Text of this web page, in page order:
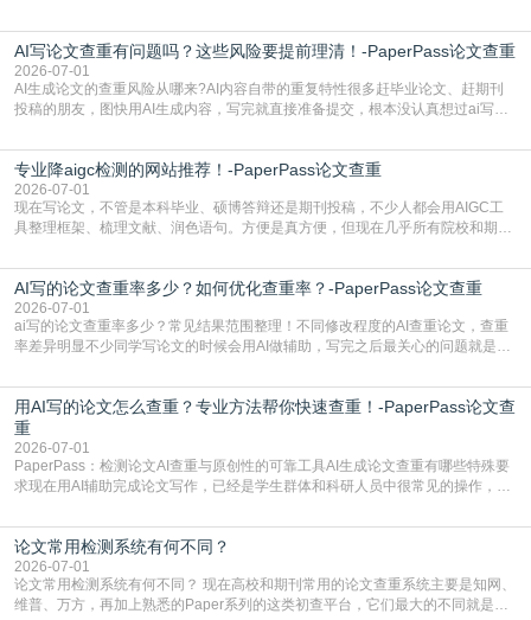
怕是已经入行的科研人员，不少人也搞不清降aigc检测是啥，对相关要求摸不
准。其实，降aigc检测是伴随AIGC工具在学术领域普及诞生的新需求，核心是为
了满足现在高校、期刊对AI生
AI写论文查重有问题吗？这些风险要提前理清！-PaperPass论文查重
2026-07-01
AI生成论文的查重风险从哪来?AI内容自带的重复特性很多赶毕业论文、赶期刊
投稿的朋友，图快用AI生成内容，写完就直接准备提交，根本没认真想过ai写论
自带不可忽视的查重风险。AI训练依赖海量公开的文本数据，生成内容本质是基
于训练数据的概率拼接，不是从零开始的原创创作。生成过程中，很容易复用已
有的高频公共表述，甚至直接拼接已经公开
专业降aigc检测的网站推荐！-PaperPass论文查重
2026-07-01
现在写论文，不管是本科毕业、硕博答辩还是期刊投稿，不少人都会用AIGC工
具整理框架、梳理文献、润色语句。方便是真方便，但现在几乎所有院校和期刊
五遍还是过不了预检测的大有人在，这时候，找到靠谱的降AIGC检测率的网
站，就能少走好多弯路。PaperPass：守护学术原创性的智能伙伴AIGC生成内
容的学术合规痛点去年帮一个本科师弟改
AI写的论文查重率多少？如何优化查重率？-PaperPass论文查重
2026-07-01
ai写的论文查重率多少？常见结果范围整理！不同修改程度的AI查重论文，查重
率差异明显不少同学写论文的时候会用AI做辅助，写完之后最关心的问题就是ai
实际情况和大家想的不太一样。AI训练依赖海量公开学术文献、网络内容，生成
内容本质是按照语义概率拼接已有内容，很容易和已发布的作品撞重复，甚至会
直接引用整段已有内容，所以查重率偏高是
用AI写的论文怎么查重？专业方法帮你快速查重！-PaperPass论文查
重
2026-07-01
PaperPass：检测论文AI查重与原创性的可靠工具AI生成论文查重有哪些特殊要
求现在用AI辅助完成论文写作，已经是学生群体和科研人员中很常见的操作，不
但很多人忽略了，AI生成的内容天生带有重复风险——训练AI的数据集本身就包
含大量已公开的学术内容、网络原创内容，AI输出内容时很容易无意识拼接出重
复片
论文常用检测系统有何不同？
2026-07-01
论文常用检测系统有何不同？ 现在高校和期刊常用的论文查重系统主要是知网、
维普、万方，再加上熟悉的Paper系列的这类初查平台，它们最大的不同就是数